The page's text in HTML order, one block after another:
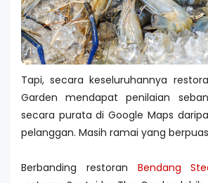
Tapi, secara keseluruhannya
Garden mendapat penilaian
secara purata di Google Maps
pelanggan. Masih ramai yang
Berbanding restoran Bendang